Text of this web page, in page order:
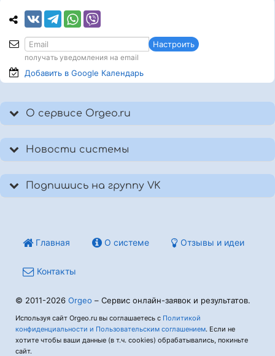
Настроить
получать уведомления на email
Добавить в Google Календарь
О сервисе Orgeo.ru
Новости системы
Подпишись на группу VK
Главная О системе Отзывы и идеи
Контакты
© 2011-2026 Orgeo – Сервис онлайн-заявок и результатов.
Используя сайт Orgeo.ru вы соглашаетесь с Политикой
конфиденциальности и Пользовательским соглашением. Если не
хотите чтобы ваши данные (в т.ч. cookies) обрабатывались, покиньте
сайт.